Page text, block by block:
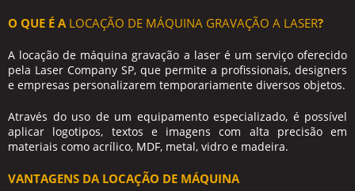
O QUE É A LOCAÇÃO DE MÁQUINA GRAVAÇÃO A LASER?
A locação de máquina gravação a laseré um serviço oferecido
pela Laser Company SP, que permite a profissionais, designers
e empresas personalizarem temporariamente diversos objetos.
Através do uso de um equipamento especializado, é possível
aplicar logotipos, textos e imagens com alta precisão em
materiais como acrílico, MDF, metal, vidro e madeira.
VANTAGENS DA LOCAÇÃO DE MÁQUINA